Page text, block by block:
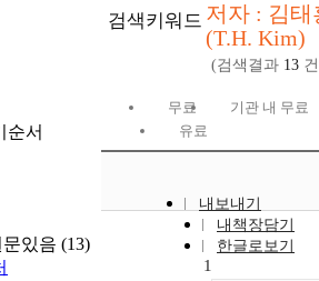
순서
문있음 (13)
검색키워드 저자 : 김태
(T.H. Kim)
(검색결과 13
무료
기관 내 무료
유료
내보내기
내책장담기
한글로보기
1